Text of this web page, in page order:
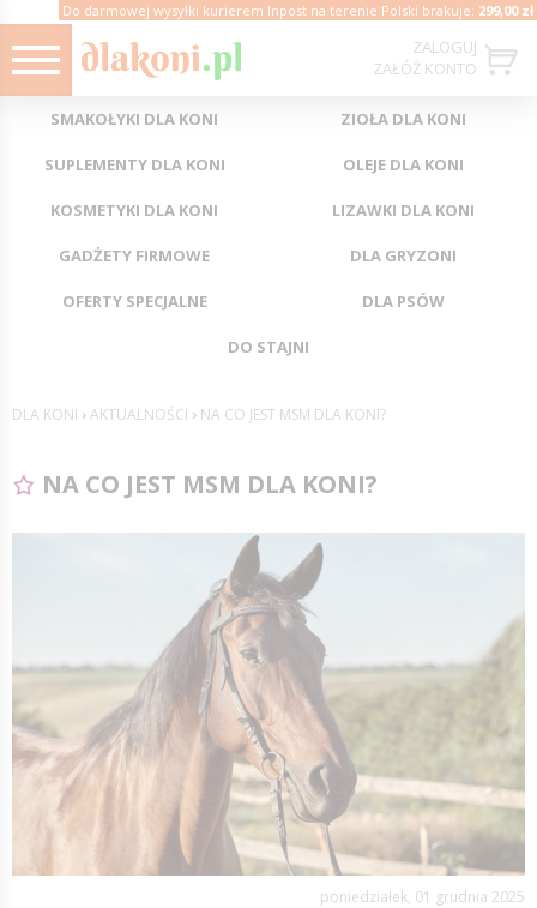
ZALOGUJ
ZAŁÓŻ KONTO
Do darmowej wysyłki kurierem Inpost na terenie Polski brakuje: 299,00 zł
SMAKOŁYKI DLA KONI ZIOŁA DLA KONI
SUPLEMENTY DLA KONI OLEJE DLA KONI
KOSMETYKI DLA KONI LIZAWKI DLA KONI
GADŻETY FIRMOWE DLA GRYZONI
OFERTY SPECJALNE DLA PSÓW
DO STAJNI
DLA KONI ›AKTUALNOŚCI › NA CO JEST MSM DLA KONI?
NA CO JEST MSM DLA KONI?
poniedziałek, 01 grudnia 2025